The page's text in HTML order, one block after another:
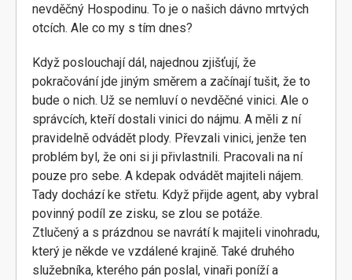
nevděčný Hospodinu. To je o našich dávno mrtvých
otcích. Ale co my s tím dnes?
Když poslouchají dál, najednou zjišťují, že
pokračování jde jiným směrem a začínají tušit, že to
bude o nich. Už se nemluví o nevděčné vinici. Ale o
správcích, kteří dostali vinici do nájmu. A měli z ní
pravidelně odvádět plody. Převzali vinici, jenže ten
problém byl, že oni si ji přivlastnili. Pracovali na ní
pouze pro sebe. A kdepak odvádět majiteli nájem.
Tady dochází ke střetu. Když přijde agent, aby vybral
povinný podíl ze zisku, se zlou se potáže.
Ztlučený a s prázdnou se navrátí k majiteli vinohradu,
který je někde ve vzdálené krajině. Také druhého
služebníka, kterého pán poslal, vinaři poníží a